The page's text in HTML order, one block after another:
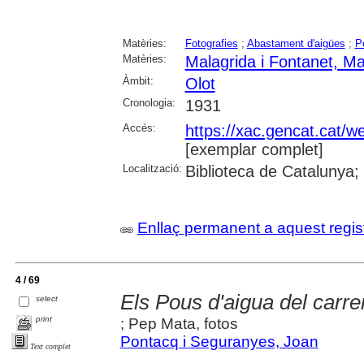
Matèries: Fotografies ; Abastament d'aigües ;
Matèries:
Malagrida i Fontanet,
Àmbit: Olot
Cronologia: 1931
Accés:
https://xac.gencat.cat/
[exemplar complet]
Localització: Biblioteca de
Enllaç permanent a aquest
4 / 69
select
print
Text complet
Els Pous d'aigua del
; Pep Mata, fotos
Pontacq i Seguranyes, Joan